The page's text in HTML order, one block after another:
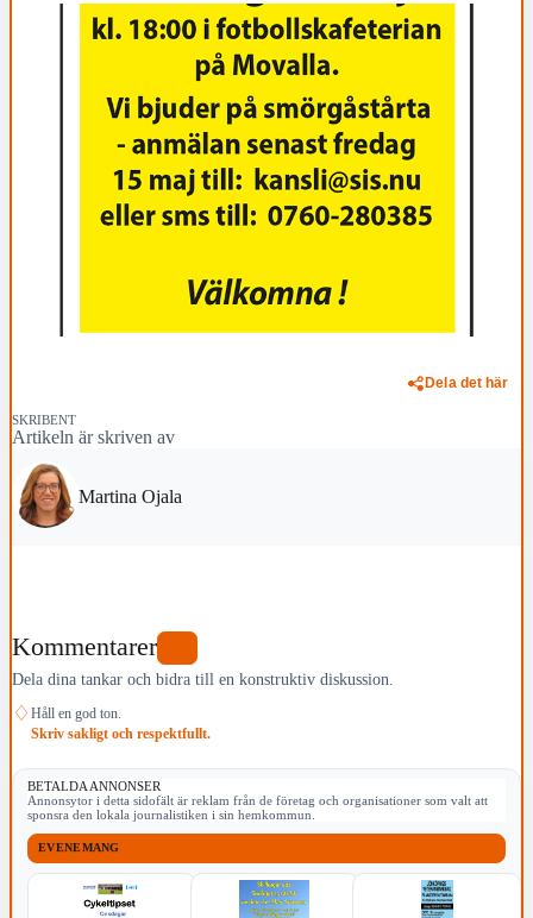
Dela det här
SKRIBENT
Artikeln är skriven av
Martina Ojala
Kommentarer
Dela dina tankar och bidra till en konstruktiv diskussion.
♢ Håll en god ton.
Skriv sakligt och respektfullt.
BETALDA ANNONSER
Annonsytor i detta sidofält är reklam från de företag och organisationer som valt att
sponsra den lokala journalistiken i sin hemkommun.
EVENEMANG